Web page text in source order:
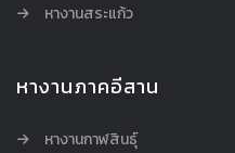
หางานสระแก้ว
หางานภาคอีสาน
หางานกาฬสินธุ์